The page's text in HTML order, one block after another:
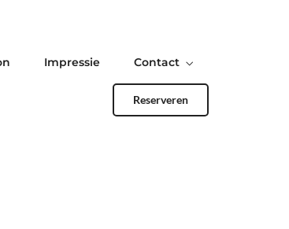
Impressie Contact
Reserveren